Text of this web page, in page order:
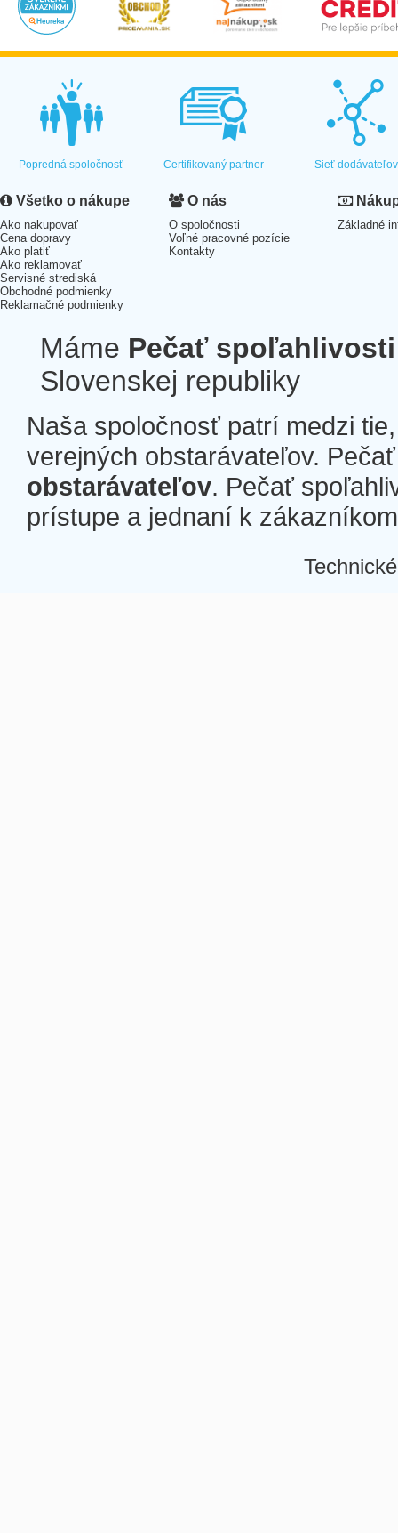
Popredná spoločnosť Certifikovaný partner Sieť dodávateľov
Všetko o nákupe
Ako nakupovať
Cena dopravy
Ako platiť
Ako reklamovať
Servisné strediská
Obchodné podmienky
Reklamačné podmienky
O nás
O spoločnosti
Voľné pracovné pozície
Kontakty
Základné
Máme Pečať spoľahlivosti
Slovenskej republiky
Naša spoločnosť patrí medzi
verejných obstarávateľov.
obstarávateľov. Pečať
prístupe a jednaní k